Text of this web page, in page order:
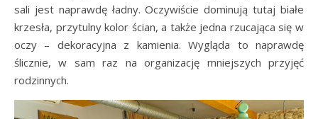
sali jest naprawdę ładny. Oczywiście dominują tutaj białe
krzesła, przytulny kolor ścian, a także jedna rzucająca się w
oczy – dekoracyjna z kamienia. Wygląda to naprawdę
ślicznie, w sam raz na organizację mniejszych przyjęć
rodzinnych.